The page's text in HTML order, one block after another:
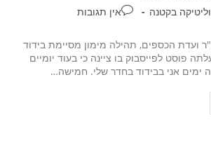
בקטנה אין תגובות
ועדת הכספים, תהילה מימון מסיימת בידוד
פוסט לפייסבוק בו ציינה כי בעוד יומיים
ימים אני בבידוד בחדר שלי. חמישה…